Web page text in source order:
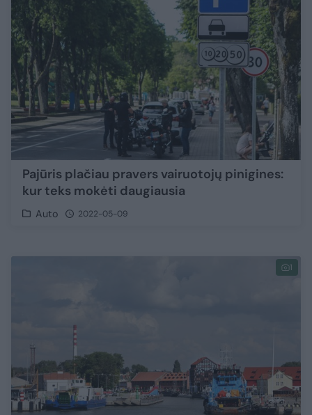
Pajūris plačiau pravers vairuotojų pinigines:
kur teks mokėti daugiausia
Auto 2022-05-09
1